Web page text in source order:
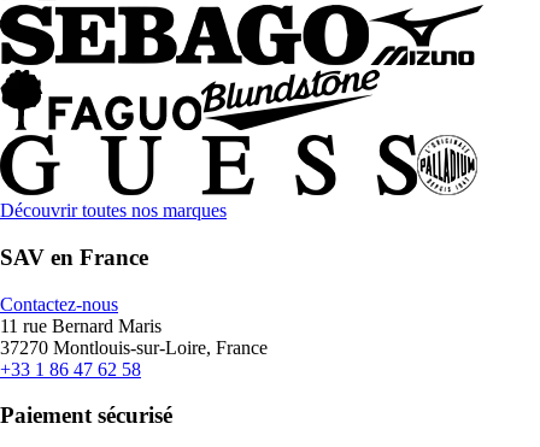
Découvrir toutes nos marques
SAV en France
Contactez-nous
11 rue Bernard Maris
37270 Montlouis-sur-Loire, France
+33 1 86 47 62 58
Paiement sécurisé